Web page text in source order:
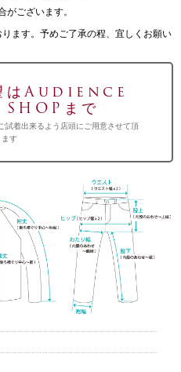
がございます。
ます。予めご了承の程、宜しくお願い
はAudience
まで
試着出来るよう店頭にご用意させて頂
ます